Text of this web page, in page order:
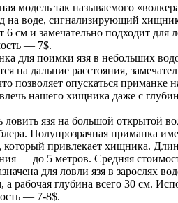
модель так называемого
на воде, сигнализирующий
см и замечательно подходит для
— 7$.
для поимки язя в небольших
на дальние расстояния,
позволяет опускаться приманке
нашего хищника даже с
язя на большой открытой
Полупрозрачная приманка
привлекает хищника.
— до 5 метров. Средняя
для ловли язя в зарослях
рабочая глубина всего 30 см.
— 7-8$.